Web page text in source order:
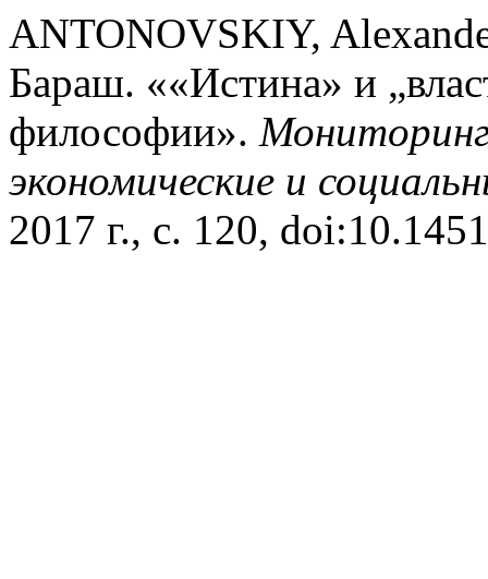
ANTONOVSKIY,
Бараш. ««Истина» и
философии».
экономические и
2017 г., с. 120,